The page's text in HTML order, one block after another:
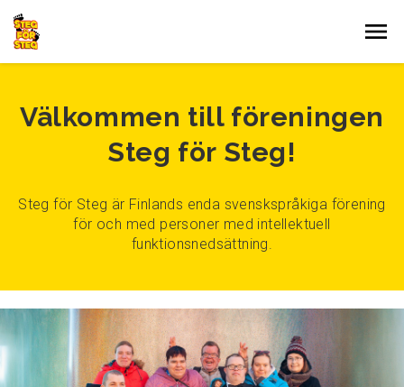
Gå till innehållet
Välkommen till föreningen
Steg för Steg!
Steg för Steg är Finlands enda svenskspråkiga förening
för och med personer med intellektuell
funktionsnedsättning.